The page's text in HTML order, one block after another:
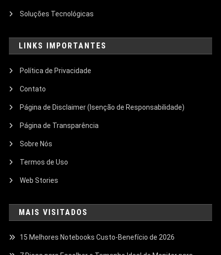
Soluções Tecnológicas
LINKS IMPORTANTES
Política de Privacidade
Contato
Página de Disclaimer (Isenção de Responsabilidade)
Página de Transparência
Sobre Nós
Termos de Uso
Web Stories
MAIS VISITADOS
15 Melhores Notebooks Custo-Benefício de 2026